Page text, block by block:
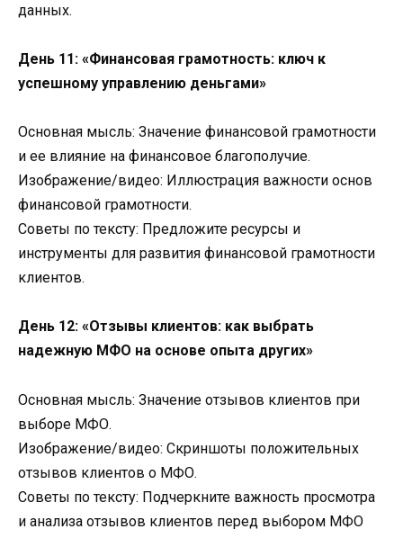
данных.
День 11: «Финансовая грамотность: ключ к
успешному управлению деньгами»
Основная мысль: Значение финансовой грамотности
и ее влияние на финансовое благополучие.
Изображение/видео: Иллюстрация важности основ
финансовой грамотности.
Советы по тексту: Предложите ресурсы и
инструменты для развития финансовой грамотности
клиентов.
День 12: «Отзывы клиентов: как выбрать
надежную МФО на основе опыта других»
Основная мысль: Значение отзывов клиентов при
выборе МФО.
Изображение/видео: Скриншоты положительных
отзывов клиентов о МФО.
Советы по тексту: Подчеркните важность просмотра
и анализа отзывов клиентов перед выбором МФО